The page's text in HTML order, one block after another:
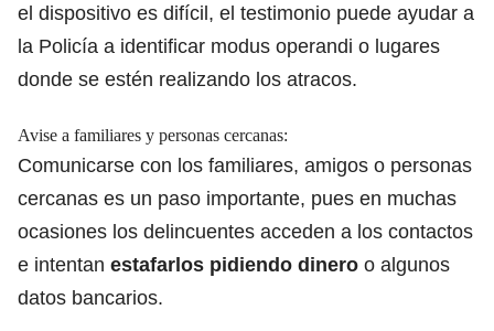
el dispositivo es difícil, el testimonio puede ayudar a
la Policía a identificar modus operandi o lugares
donde se estén realizando los atracos.
Avise a familiares y personas cercanas:
Comunicarse con los familiares, amigos o personas
cercanas es un paso importante, pues en muchas
ocasiones los delincuentes acceden a los contactos
e intentan estafarlos pidiendo dinero o algunos
datos bancarios.